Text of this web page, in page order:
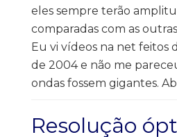
eles sempre terão
comparadas com as
Eu vi vídeos na net feitos
de 2004 e não me
ondas fossem gigantes.
Resolução